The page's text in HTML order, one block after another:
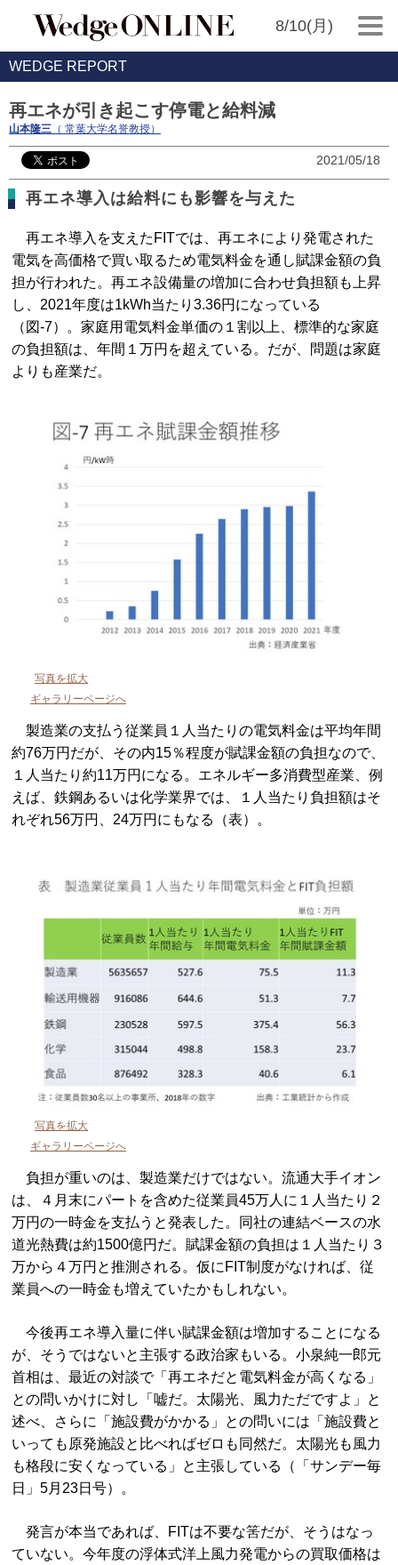
8/10(月)
WEDGE REPORT
再エネが引き起こす停電と給料減
山本隆三 （ 常葉大学名誉教授）
2021/05/18
再エネ導入は給料にも影響を与えた
再エネ導入を支えたFITでは、再エネにより発電された
電気を高価格で買い取るため電気料金を通し賦課金額の負
担が行われた。再エネ設備量の増加に合わせ負担額も上昇
し、2021年度は1kWh当たり3.36円になっている
（図-7）。家庭用電気料金単価の１割以上、標準的な家庭
の負担額は、年間１万円を超えている。だが、問題は家庭
よりも産業だ。
写真を拡大
ギャラリーページへ
製造業の支払う従業員１人当たりの電気料金は平均年間
約76万円だが、その内15％程度が賦課金額の負担なので、
１人当たり約11万円になる。エネルギー多消費型産業、例
えば、鉄鋼あるいは化学業界では、１人当たり負担額はそ
れぞれ56万円、24万円にもなる（表）。
写真を拡大
ギャラリーページへ
負担が重いのは、製造業だけではない。流通大手イオン
は、４月末にパートを含めた従業員45万人に１人当たり２
万円の一時金を支払うと発表した。同社の連結ベースの水
道光熱費は約1500億円だ。賦課金額の負担は１人当たり３
万から４万円と推測される。仮にFIT制度がなければ、従
業員への一時金も増えていたかもしれない。
今後再エネ導入量に伴い賦課金額は増加することになる
が、そうではないと主張する政治家もいる。小泉純一郎元
首相は、最近の対談で「再エネだと電気料金が高くなる」
との問いかけに対し「嘘だ。太陽光、風力ただですよ」と
述べ、さらに「施設費がかかる」との問いには「施設費と
いっても原発施設と比べればゼロも同然だ。太陽光も風力
も格段に安くなっている」と主張している（「サンデー毎
日」5月23日号）。
発言が本当であれば、FITは不要な筈だが、そうはなっ
ていない。今年度の浮体式洋上風力発電からの買取価格は